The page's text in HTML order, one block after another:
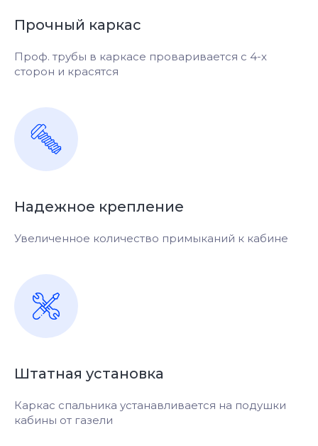
Прочный каркас
Проф. трубы в каркасе проваривается с 4-х
сторон и красятся
Надежное крепление
Увеличенное количество примыканий к кабине
Штатная установка
Каркас спальника устанавливается на подушки
кабины от газели